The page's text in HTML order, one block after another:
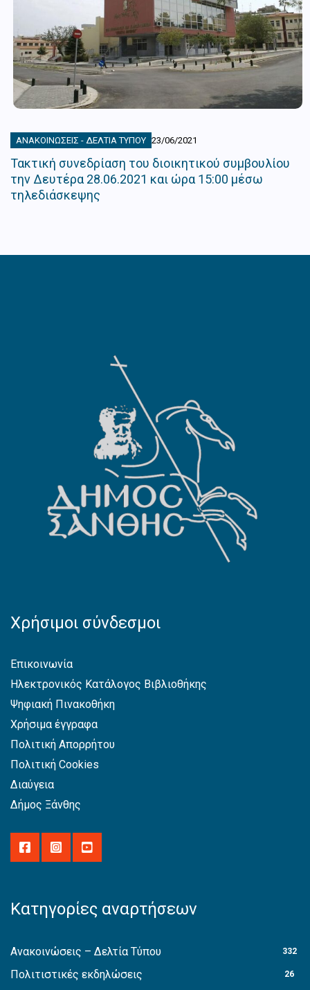
ΑΝΑΚΟΙΝΏΣΕΙΣ - ΔΕΛΤΊΑ ΤΎΠΟΥ 23/06/2021
Τακτική συνεδρίαση του διοικητικού συμβουλίου
την Δευτέρα 28.06.2021 και ώρα 15:00 μέσω
τηλεδιάσκεψης
Χρήσιμοι σύνδεσμοι
Επικοινωνία
Ηλεκτρονικός Κατάλογος Βιβλιοθήκης
Ψηφιακή Πινακοθήκη
Χρήσιμα έγγραφα
Πολιτική Απορρήτου
Πολιτική Cookies
Διαύγεια
Δήμος Ξάνθης
Κατηγορίες αναρτήσεων
Ανακοινώσεις – Δελτία Τύπου 332
Πολιτιστικές εκδηλώσεις 26